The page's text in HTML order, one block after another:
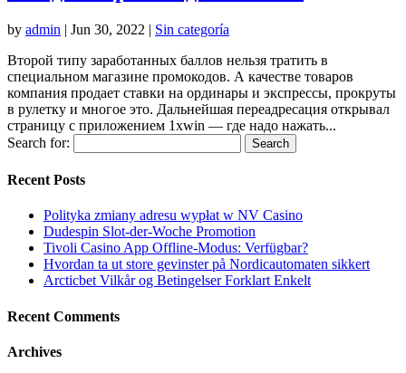
by admin | Jun 30, 2022 | Sin categoría
Второй типу заработанных баллов нельзя тратить в
специальном магазине промокодов. А качестве товаров
компания продает ставки на ординары и экспрессы, прокруты
в рулетку и многое это. Дальнейшая переадресация открывал
страницу с приложением 1xwin — где надо нажать...
Search for:
Recent Posts
Polityka zmiany adresu wypłat w NV Casino
Dudespin Slot-der-Woche Promotion
Tivoli Casino App Offline-Modus: Verfügbar?
Hvordan ta ut store gevinster på Nordicautomaten sikkert
Arcticbet Vilkår og Betingelser Forklart Enkelt
Recent Comments
Archives